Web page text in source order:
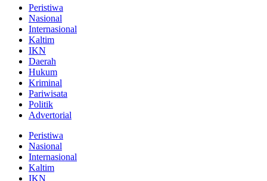
Peristiwa
Nasional
Internasional
Kaltim
IKN
Daerah
Hukum
Kriminal
Pariwisata
Politik
Advertorial
Peristiwa
Nasional
Internasional
Kaltim
IKN